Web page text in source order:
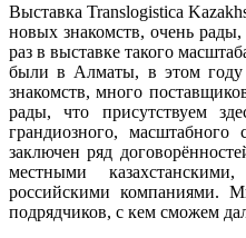
Выставка Translogistica
новых знакомств, очень
раз в выставке такого
были в Алматы, в этом
знакомств, много
рады, что присутствуем
грандиозного,
заключен ряд
местными
российскими компаниями.
подрядчиков, с кем сможем